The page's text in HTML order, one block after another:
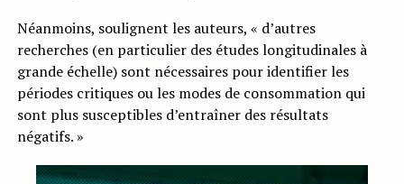
Néanmoins, soulignent les auteurs, « d’autres
recherches (en particulier des études longitudinales à
grande échelle) sont nécessaires pour identifier les
périodes critiques ou les modes de consommation qui
sont plus susceptibles d’entraîner des résultats
négatifs. »